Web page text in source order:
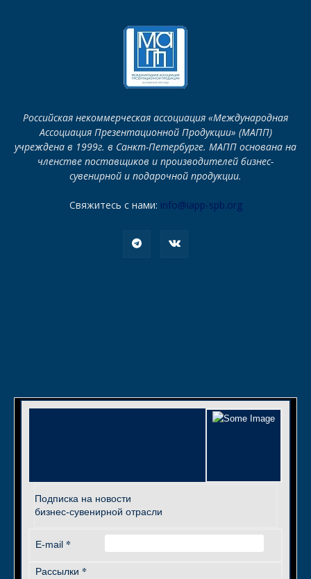
Российская некоммерческая ассоциация «Международная
Ассоциация Презентационной Продукции» (МАПП)
учреждена в 1999г. в Санкт-Петербурге. МАПП основана на
членстве поставщиков и производителей бизнес-
сувенирной и подарочной продукции.
Свяжитесь с нами: info@iapp-spb.org
Подписка на новости
бизнес-сувенирной отрасли
E-mail *
Рассылки *